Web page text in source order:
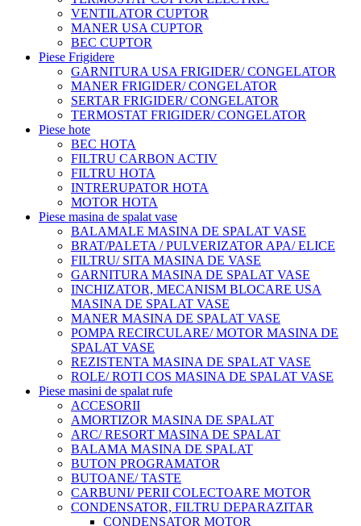
VENTILATOR CUPTOR
MANER USA CUPTOR
BEC CUPTOR
Piese Frigidere
GARNITURA USA FRIGIDER/ CONGELATOR
MANER FRIGIDER/ CONGELATOR
SERTAR FRIGIDER/ CONGELATOR
TERMOSTAT FRIGIDER/ CONGELATOR
Piese hote
BEC HOTA
FILTRU CARBON ACTIV
FILTRU HOTA
INTRERUPATOR HOTA
MOTOR HOTA
Piese masina de spalat vase
BALAMALE MASINA DE SPALAT VASE
BRAT/PALETA / PULVERIZATOR APA/ ELICE
FILTRU/ SITA MASINA DE VASE
GARNITURA MASINA DE SPALAT VASE
INCHIZATOR, MECANISM BLOCARE USA
MASINA DE SPALAT VASE
MANER MASINA DE SPALAT VASE
POMPA RECIRCULARE/ MOTOR MASINA DE
SPALAT VASE
REZISTENTA MASINA DE SPALAT VASE
ROLE/ ROTI COS MASINA DE SPALAT VASE
Piese masini de spalat rufe
ACCESORII
AMORTIZOR MASINA DE SPALAT
ARC/ RESORT MASINA DE SPALAT
BALAMA MASINA DE SPALAT
BUTON PROGRAMATOR
BUTOANE/ TASTE
CARBUNI/ PERII COLECTOARE MOTOR
CONDENSATOR, FILTRU DEPARAZITAR
CONDENSATOR MOTOR